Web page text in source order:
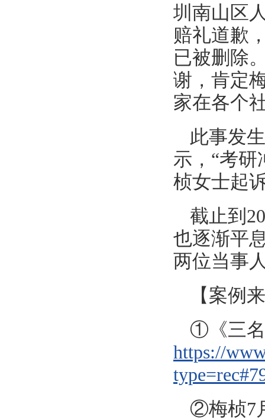
圳南山区
赔礼道歉
已被删除
谢，肯定
家在各个
此事发
示，“考
桢女士起
截止到
也逐渐平
两位当事
【案例
①《三名
https://
②梅桢7